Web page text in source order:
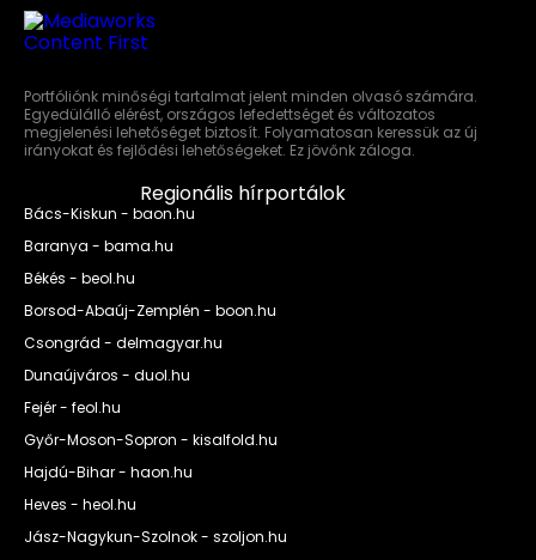
Portfóliónk minőségi tartalmat jelent minden olvasó számára.
Egyedülálló elérést, országos lefedettséget és változatos
megjelenési lehetőséget biztosít. Folyamatosan keressük az új
irányokat és fejlődési lehetőségeket. Ez jövőnk záloga.
Regionális hírportálok
Bács-Kiskun - baon.hu
Baranya - bama.hu
Békés - beol.hu
Borsod-Abaúj-Zemplén - boon.hu
Csongrád - delmagyar.hu
Dunaújváros - duol.hu
Fejér - feol.hu
Győr-Moson-Sopron - kisalfold.hu
Hajdú-Bihar - haon.hu
Heves - heol.hu
Jász-Nagykun-Szolnok - szoljon.hu